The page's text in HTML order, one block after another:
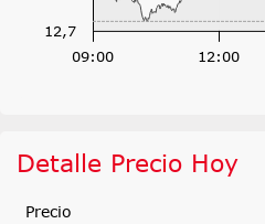
12:00
09:00
12,7
Detalle Precio Hoy
Precio